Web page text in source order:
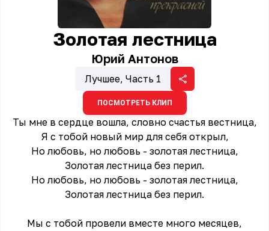
Золотая лестница
Юрий Антонов
Лучшее, Часть 1
ПОСМОТРЕТЬ КЛИП
Ты мне в сердце вошла, словно счастья вестница,
Я с тобой новый мир для себя открыл,
Но любовь, но любовь - золотая лестница,
Золотая лестница без перил.
Но любовь, но любовь - золотая лестница,
Золотая лестница без перил.
Мы с тобой провели вместе много месяцев,